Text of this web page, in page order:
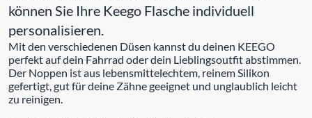
können Sie Ihre Keego Flasche individuell
personalisieren.
Mit den verschiedenen Düsen kannst du deinen KEEGO
perfekt auf dein Fahrrad oder dein Lieblingsoutfit abstimmen.
Der Noppen ist aus lebensmittelechtem, reinem Silikon
gefertigt, gut für deine Zähne geeignet und unglaublich leicht
zu reinigen.